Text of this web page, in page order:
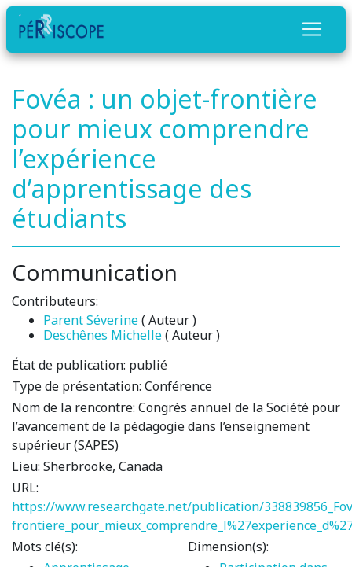
Fovéa : un objet-frontière
pour mieux comprendre
l’expérience
d’apprentissage des
étudiants
Communication
Contributeurs:
Parent Séverine( Auteur )
Deschênes Michelle( Auteur )
État de publication: publié
Type de présentation: Conférence
Nom de la rencontre: Congrès annuel de la Société pour
l’avancement de la pédagogie dans l’enseignement
supérieur (SAPES)
Lieu: Sherbrooke, Canada
URL:
https://www.researchgate.net/publication/
Mots clé(s):
Dimension(s):